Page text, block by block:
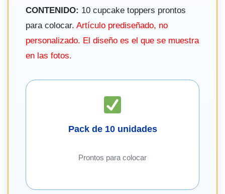
CONTENIDO: 10 cupcake toppers prontos
para colocar. Artículo prediseñado, no
personalizado. El diseño es el que se muestra
en las fotos.
Pack de 10 unidades
Prontos para colocar